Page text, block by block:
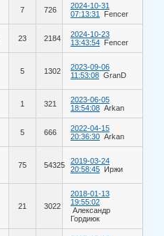
7 726
2024-10-31
07:13:31
Fencer
23 2184
2024-10-23
13:43:54 Fencer
5 1302
2023-09-06
11:53:08 GranD
1 321
2023-06-05
18:54:08 Arkan
5 666
2022-04-15
20:36:30 Arkan
75 54325
2019-03-24
20:58:45 Иржи
21 3022
2018-01-13
19:55:02
Александр
Гордиюк